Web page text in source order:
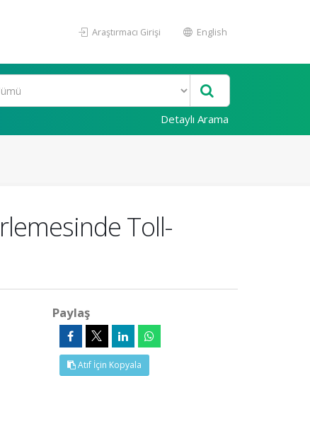
Araştırmacı Girişi English
Detaylı Arama
Toll-
Paylaş
Atıf İçin Kopyala